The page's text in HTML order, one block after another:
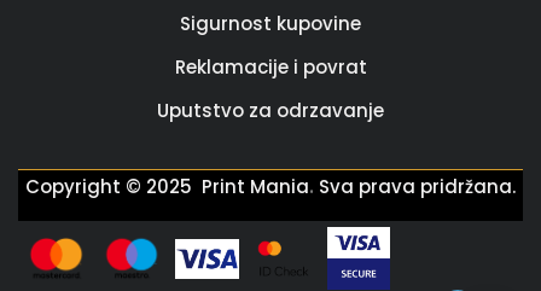
Sigurnost kupovine
Reklamacije i povrat
Uputstvo za odrzavanje
Copyright © 2025 Print Mania. Sva prava pridržana.